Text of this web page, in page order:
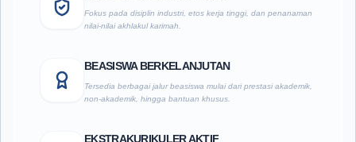
Fokus pada disiplin industri, etos kerja tinggi, dan penanaman
nilai-nilai akhlakul karimah.
BEASISWA BERKELANJUTAN
Tersedia berbagai jalur beasiswa mulai dari prestasi akademik,
non-akademik, hingga bantuan khusus.
EKSTRAKURIKULER AKTIF